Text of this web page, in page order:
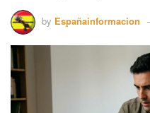
by Españainformacion